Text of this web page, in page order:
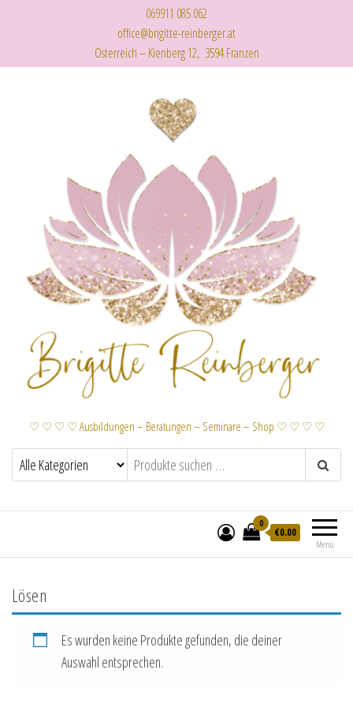
069911 085 062
office@brigitte-reinberger.at
Österreich – Kienberg 12, 3594 Franzen
♡ ♡ ♡ ♡ Ausbildungen – Beratungen – Seminare – Shop ♡ ♡ ♡ ♡
Menü
0
€0.00
Lösen
Es wurden keine Produkte gefunden, die deiner
Auswahl entsprechen.